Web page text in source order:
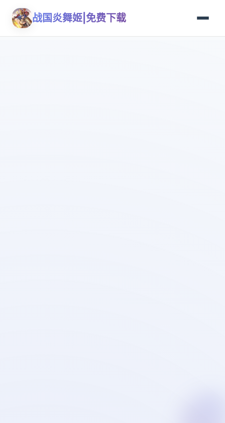
战国炎舞姬|免费下载